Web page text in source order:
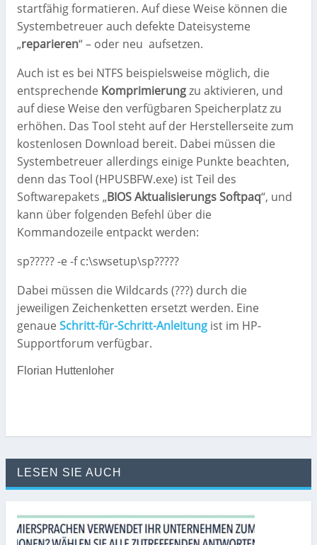
startfähig formatieren. Auf diese Weise können die
Systembetreuer auch defekte Dateisysteme
„reparieren“ – oder neu aufsetzen.
Auch ist es bei NTFS beispielsweise möglich, die
entsprechende Komprimierungzu aktivieren, und
auf diese Weise den verfügbaren Speicherplatz zu
erhöhen. Das Tool steht auf der Herstellerseite zum
kostenlosen Download bereit. Dabei müssen die
Systembetreuer allerdings einige Punkte beachten,
denn das Tool (HPUSBFW.exe) ist Teil des
Softwarepakets „BIOS Aktualisierungs Softpaq“, und
kann über folgenden Befehl über die
Kommandozeile entpackt werden:
sp????? -e -f c:\swsetup\sp?????
Dabei müssen die Wildcards (???) durch die
jeweiligen Zeichenketten ersetzt werden. Eine
genaue Schritt-für-Schritt-Anleitung ist im HP-
Supportforum verfügbar.
Florian Huttenloher
LESEN SIE AUCH